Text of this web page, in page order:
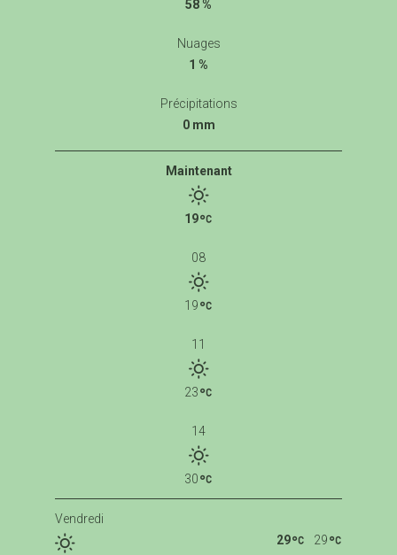
58 %
Nuages
1 %
Précipitations
0 mm
Maintenant
19
08
19
11
23
14
30
Vendredi
29
29